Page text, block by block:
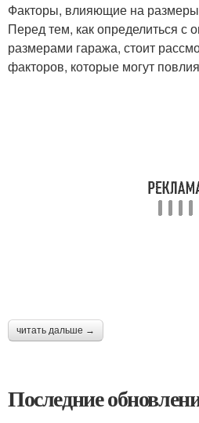
Факторы, влияющие на
Перед тем, как определиться с
размерами гаража, стоит
факторов, которые могут
читать дальше →
Последние